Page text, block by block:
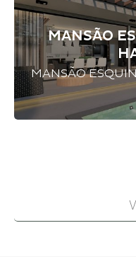
MANSÃO
MANSÃO